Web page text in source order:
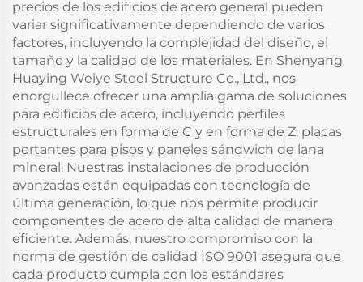
precios de los edificios de acero general pueden
variar significativamente dependiendo de varios
factores, incluyendo la complejidad del diseño, el
tamaño y la calidad de los materiales. En Shenyang
Huaying Weiye Steel Structure Co., Ltd., nos
enorgullece ofrecer una amplia gama de soluciones
para edificios de acero, incluyendo perfiles
estructurales en forma de C y en forma de Z, placas
portantes para pisos y paneles sándwich de lana
mineral. Nuestras instalaciones de producción
avanzadas están equipadas con tecnología de
última generación, lo que nos permite producir
componentes de acero de alta calidad de manera
eficiente. Además, nuestro compromiso con la
norma de gestión de calidad ISO 9001 asegura que
cada producto cumpla con los estándares